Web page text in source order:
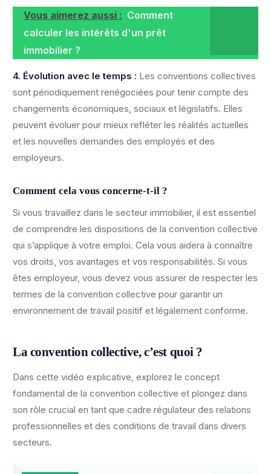
Vous aimerez aussi : Comment
calculer les intérêts d'un prêt
immobilier ?
4. Évolution avec le temps : Les conventions collectives
sont périodiquement renégociées pour tenir compte des
changements économiques, sociaux et législatifs. Elles
peuvent évoluer pour mieux refléter les réalités actuelles
et les nouvelles demandes des employés et des
employeurs.
Comment cela vous concerne-t-il ?
Si vous travaillez dans le secteur immobilier, il est essentiel
de comprendre les dispositions de la convention collective
qui s’applique à votre emploi. Cela vous aidera à connaître
vos droits, vos avantages et vos responsabilités. Si vous
êtes employeur, vous devez vous assurer de respecter les
termes de la convention collective pour garantir un
environnement de travail positif et légalement conforme.
La convention collective, c’est quoi ?
Dans cette vidéo explicative, explorez le concept
fondamental de la convention collective et plongez dans
son rôle crucial en tant que cadre régulateur des relations
professionnelles et des conditions de travail dans divers
secteurs.